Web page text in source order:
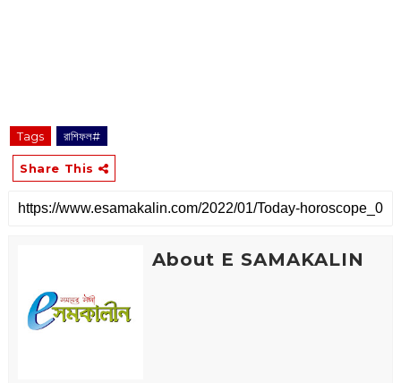
Tags রাশিফল#
Share This
About E SAMAKALIN